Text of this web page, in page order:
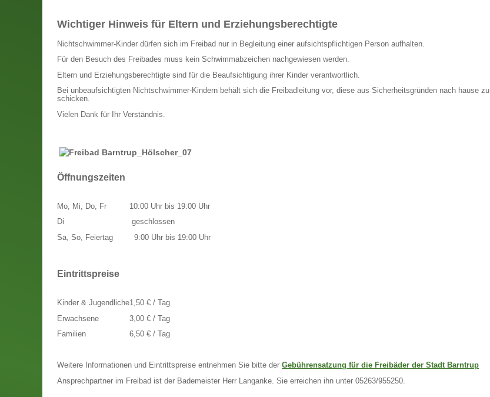
Wichtiger Hinweis für Eltern und Erziehungsberechtigte
Nichtschwimmer-Kinder dürfen sich im Freibad nur in Begleitung einer aufsichtspflichtigen Person aufhalten.
Für den Besuch des Freibades muss kein Schwimmabzeichen nachgewiesen werden.
Eltern und Erziehungsberechtigte sind für die Beaufsichtigung ihrer Kinder verantwortlich.
Bei unbeaufsichtigten Nichtschwimmer-Kindern behält sich die Freibadleitung vor, diese aus Sicherheitsgründen nach hause zu
schicken.
Vielen Dank für Ihr Verständnis.
Öffnungszeiten
Mo, Mi, Do, Fr
Di
Sa, So, Feiertag
10:00 Uhr bis 19:00 Uhr
geschlossen
9:00 Uhr bis 19:00 Uhr
Eintrittspreise
Kinder & Jugendliche
Erwachsene
Familien
1,50 € / Tag
3,00 € / Tag
6,50 € / Tag
Weitere Informationen und Eintrittspreise entnehmen Sie bitte der Gebührensatzung für die Freibäder der Stadt Barntrup
Ansprechpartner im Freibad ist der Bademeister Herr Langanke. Sie erreichen ihn unter 05263/955250.